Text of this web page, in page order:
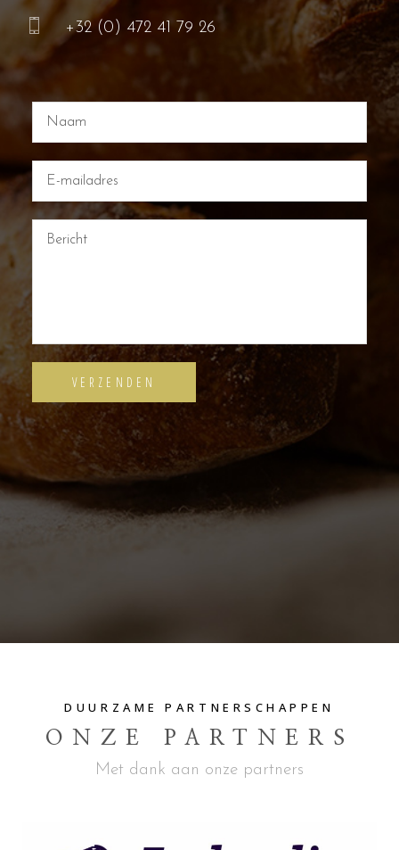
+32 (0) 472 41 79 26
DUURZAME PARTNERSCHAPPEN
ONZE PARTNERS
Met dank aan onze partners